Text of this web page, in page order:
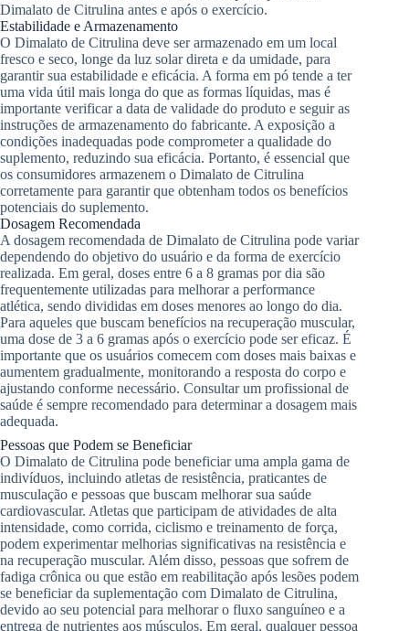
Dimalato de Citrulina antes e após o exercício.
Estabilidade e Armazenamento
O Dimalato de Citrulina deve ser armazenado em um local
fresco e seco, longe da luz solar direta e da umidade, para
garantir sua estabilidade e eficácia. A forma em pó tende a ter
uma vida útil mais longa do que as formas líquidas, mas é
importante verificar a data de validade do produto e seguir as
instruções de armazenamento do fabricante. A exposição a
condições inadequadas pode comprometer a qualidade do
suplemento, reduzindo sua eficácia. Portanto, é essencial que
os consumidores armazenem o Dimalato de Citrulina
corretamente para garantir que obtenham todos os benefícios
potenciais do suplemento.
Dosagem Recomendada
A dosagem recomendada de Dimalato de Citrulina pode variar
dependendo do objetivo do usuário e da forma de exercício
realizada. Em geral, doses entre 6 a 8 gramas por dia são
frequentemente utilizadas para melhorar a performance
atlética, sendo divididas em doses menores ao longo do dia.
Para aqueles que buscam benefícios na recuperação muscular,
uma dose de 3 a 6 gramas após o exercício pode ser eficaz. É
importante que os usuários comecem com doses mais baixas e
aumentem gradualmente, monitorando a resposta do corpo e
ajustando conforme necessário. Consultar um profissional de
saúde é sempre recomendado para determinar a dosagem mais
adequada.
Pessoas que Podem se Beneficiar
O Dimalato de Citrulina pode beneficiar uma ampla gama de
indivíduos, incluindo atletas de resistência, praticantes de
musculação e pessoas que buscam melhorar sua saúde
cardiovascular. Atletas que participam de atividades de alta
intensidade, como corrida, ciclismo e treinamento de força,
podem experimentar melhorias significativas na resistência e
na recuperação muscular. Além disso, pessoas que sofrem de
fadiga crônica ou que estão em reabilitação após lesões podem
se beneficiar da suplementação com Dimalato de Citrulina,
devido ao seu potencial para melhorar o fluxo sanguíneo e a
entrega de nutrientes aos músculos. Em geral, qualquer pessoa